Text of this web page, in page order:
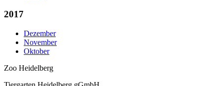
2017
Dezember
November
Oktober
Zoo Heidelberg